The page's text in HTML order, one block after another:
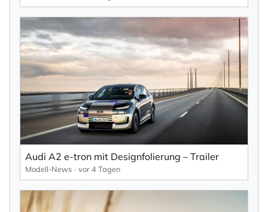
Audi A2 e-tron mit Designfolierung – Trailer
Modell-News vor 4 Tagen